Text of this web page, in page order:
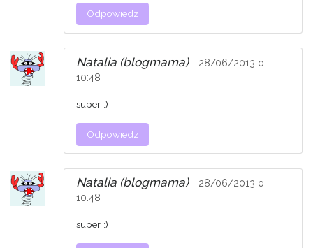
Odpowiedz
Natalia (blogmama)
28/06/2013 o
10:48
super :)
Odpowiedz
Natalia (blogmama)
28/06/2013 o
10:48
super :)